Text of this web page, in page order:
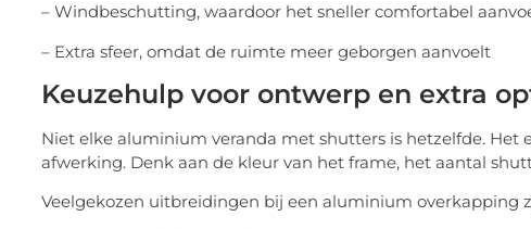
– Windbeschutting, waardoor het sneller comfortabel
– Extra sfeer, omdat de ruimte meer geborgen aanvoelt
Keuzehulp voor ontwerp en extra
Niet elke aluminium veranda met shutters is hetzelfde.
afwerking. Denk aan de kleur van het frame, het aantal
Veelgekozen uitbreidingen bij een aluminium overkapping